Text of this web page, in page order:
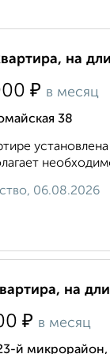
на
₽ в месяц
38
06.08.2026
на
₽ в месяц
й микрорайон,